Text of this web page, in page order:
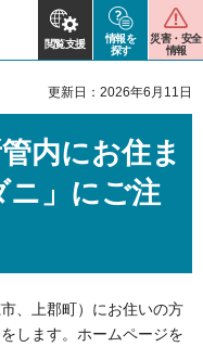
閲覧支援
情報を
探す
災害・安全
情報
更新日：2026年6月11日
内にお住ま
ニ」にご注
、上郡町）にお住いの方
します。ホームページを